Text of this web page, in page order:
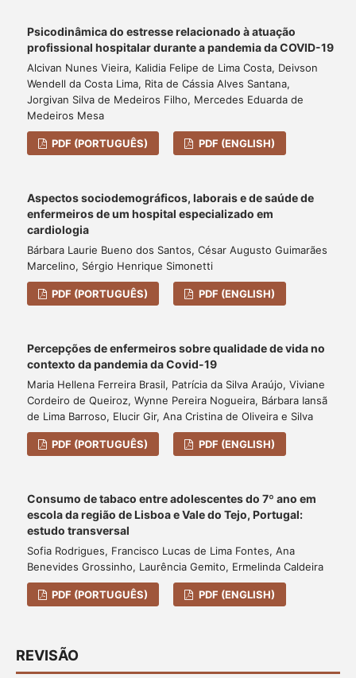
Psicodinâmica do estresse relacionado à atuação
profissional hospitalar durante a pandemia da COVID-19
Alcivan Nunes Vieira, Kalidia Felipe de Lima Costa, Deivson
Wendell da Costa Lima, Rita de Cássia Alves Santana,
Jorgivan Silva de Medeiros Filho, Mercedes Eduarda de
Medeiros Mesa
PDF (PORTUGUÊS) PDF (ENGLISH)
Aspectos sociodemográficos, laborais e de saúde de
enfermeiros de um hospital especializado em
cardiologia
Bárbara Laurie Bueno dos Santos, César Augusto Guimarães
Marcelino, Sérgio Henrique Simonetti
PDF (PORTUGUÊS) PDF (ENGLISH)
Percepções de enfermeiros sobre qualidade de vida no
contexto da pandemia da Covid-19
Maria Hellena Ferreira Brasil, Patrícia da Silva Araújo, Viviane
Cordeiro de Queiroz, Wynne Pereira Nogueira, Bárbara Iansã
de Lima Barroso, Elucir Gir, Ana Cristina de Oliveira e Silva
PDF (PORTUGUÊS) PDF (ENGLISH)
Consumo de tabaco entre adolescentes do 7º ano em
escola da região de Lisboa e Vale do Tejo, Portugal:
estudo transversal
Sofia Rodrigues, Francisco Lucas de Lima Fontes, Ana
Benevides Grossinho, Laurência Gemito, Ermelinda Caldeira
PDF (PORTUGUÊS) PDF (ENGLISH)
REVISÃO